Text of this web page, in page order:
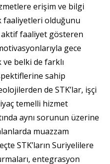
erişim ve bilgi
faaliyetleri olduğunu
faaliyet gösteren
gece
ve belki de farklı
sahip
de STK’lar, işçi
temelli hizmet
aynı sorunun üzerine
muazzam
STK’ların Suriyelilere
entegrasyon